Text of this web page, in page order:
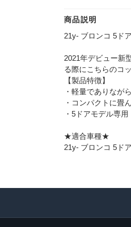
商品説明
21y- ブロンコ 5ド
2021年デビュー新
る際にこちらのコ
【製品特徴】
・軽量でありなが
・コンパクトに畳
・5ドアモデル専用
★適合車種★
21y- ブロンコ 5ドア